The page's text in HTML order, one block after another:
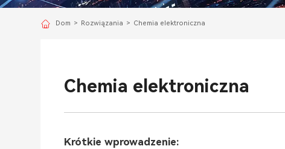
Dom > Rozwiązania > Chemia elektroniczna
Chemia elektroniczna
Krótkie wprowadzenie: